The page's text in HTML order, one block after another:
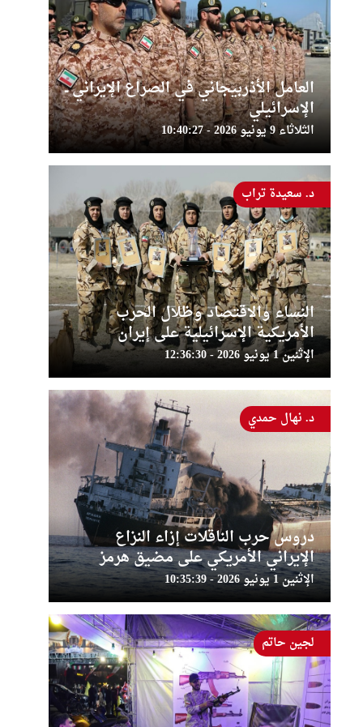
العامل الأذربيجاني في الصراع الإيراني ــ
الإسرائيلي
الثلاثاء 9 يونيو 2026 - 10:40:27
النساء والاقتصاد وظلال الحرب
الأمريكية الإسرائيلية على إيران
الإثنين 1 يونيو 2026 - 12:36:30
د. سعيدة تراب
دروس حرب الناقلات إزاء النزاع
الإيراني الأمريكي على مضيق هرمز
الإثنين 1 يونيو 2026 - 10:35:39
د. نهال حمدي
لجين حاتم